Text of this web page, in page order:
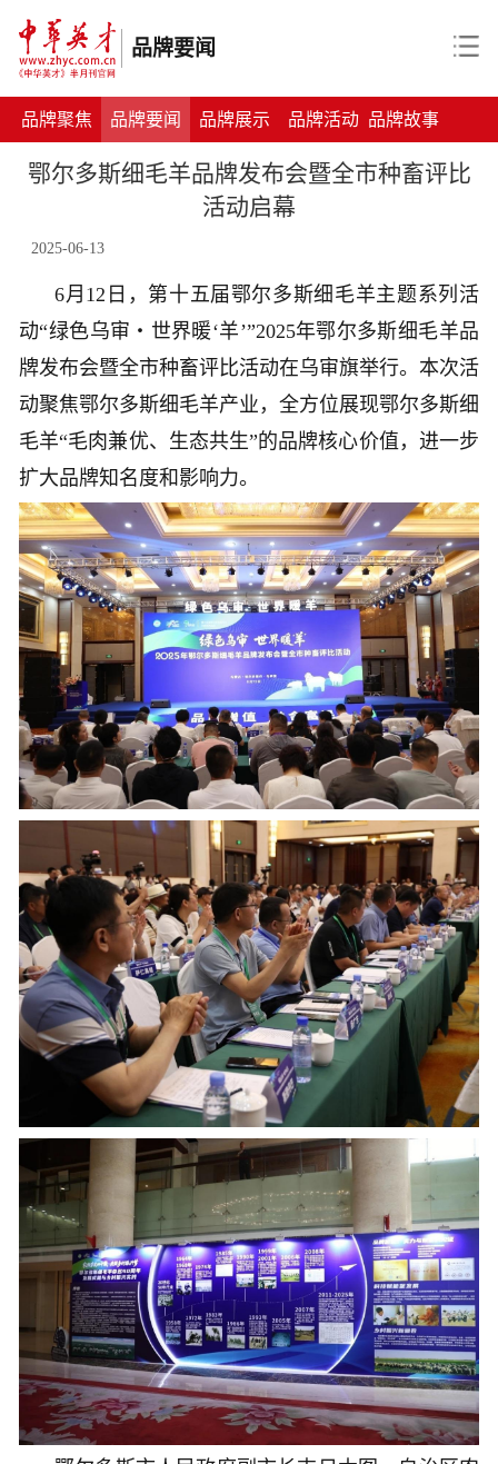
品牌要闻
品牌聚焦 品牌要闻 品牌展示 品牌活动 品牌故事
鄂尔多斯细毛羊品牌发布会暨全市种畜评比
活动启幕
2025-06-13
6月12日，第十五届鄂尔多斯细毛羊主题系列活
动“绿色乌审・世界暖‘羊’”2025年鄂尔多斯细毛羊品
牌发布会暨全市种畜评比活动在乌审旗举行。本次活
动聚焦鄂尔多斯细毛羊产业，全方位展现鄂尔多斯细
毛羊“毛肉兼优、生态共生”的品牌核心价值，进一步
扩大品牌知名度和影响力。